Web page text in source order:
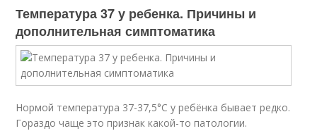
Температура 37 у ребенка. Причины и
дополнительная симптоматика
Нормой температура 37-37,5°С у ребёнка бывает редко.
Гораздо чаще это признак какой-то патологии.